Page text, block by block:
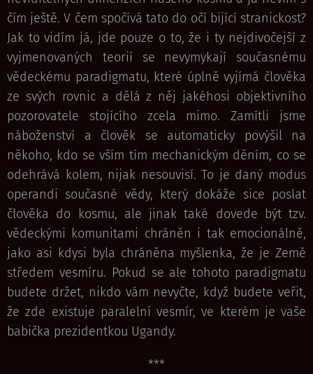
čím ještě. V čem spočívá tato do očí bijící stranickost?
Jak to vidím já, jde pouze o to, že i ty nejdivočejší z
vyjmenovaných teorií se nevymykají současnému
vědeckému paradigmatu, které úplně vyjímá člověka
ze svých rovnic a dělá z něj jakéhosi objektivního
pozorovatele stojícího zcela mimo. Zamítli jsme
náboženství a člověk se automaticky povýšil na
někoho, kdo se vším tím mechanickým děním, co se
odehrává kolem, nijak nesouvisí. To je daný modus
operandi současné vědy, který dokáže sice poslat
člověka do kosmu, ale jinak také dovede být tzv.
vědeckými komunitami chráněn i tak emocionálně,
jako asi kdysi byla chráněna myšlenka, že je Země
středem vesmíru. Pokud se ale tohoto paradigmatu
budete držet, nikdo vám nevyčte, když budete veřit,
že zde existuje paralelní vesmír, ve kterém je vaše
babička prezidentkou Ugandy.
***